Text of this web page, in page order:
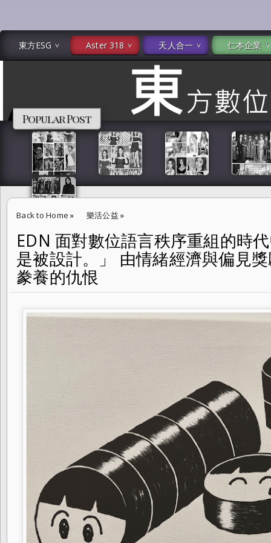
東方ESG Aster 318 天人合一 仁本企業
Popular Post
Back to Home » 樂活公益 »
EDN 面對數位語言秩序重組的時代中「仇恨不是失控，而是被設計。
閱率流量豢養的仇恨
EDN 面對數位語言秩序重組的時
是被設計。」 由情緒經濟與偏見
豢養的仇恨